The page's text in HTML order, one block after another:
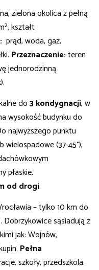
zielona okolica z pełną
kształt
prąd, woda, gaz,
Przeznaczenie:teren
jednorodzinną
do3 kondygnacji, w
wysokość budynku do
najwyższego punktu
(37-45°),
płaskie.
od drogi.
– tylko 10 km do
sąsiadują z
jak: Wojnów,
Pełna
szkoły, przedszkola.